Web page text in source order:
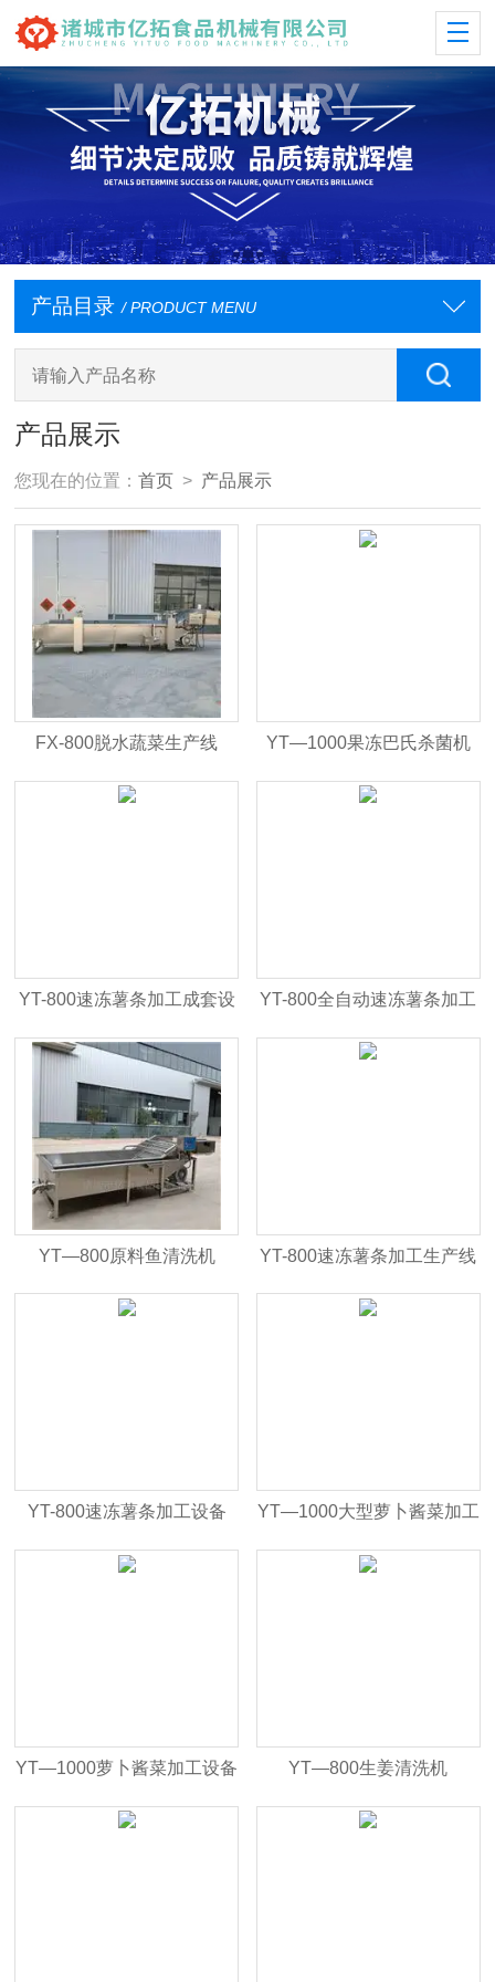
产品目录 / PRODUCT MENU
产品展示
您现在的位置：首页 > 产品展示
FX-800脱水蔬菜生产线 YT—1000果冻巴氏杀菌机
YT-800速冻薯条加工成套设
备
YT-800全自动速冻薯条加工
设备
YT—800原料鱼清洗机 YT-800速冻薯条加工生产线
YT-800速冻薯条加工设备 YT—1000大型萝卜酱菜加工
设备
YT—1000萝卜酱菜加工设备 YT—800生姜清洗机